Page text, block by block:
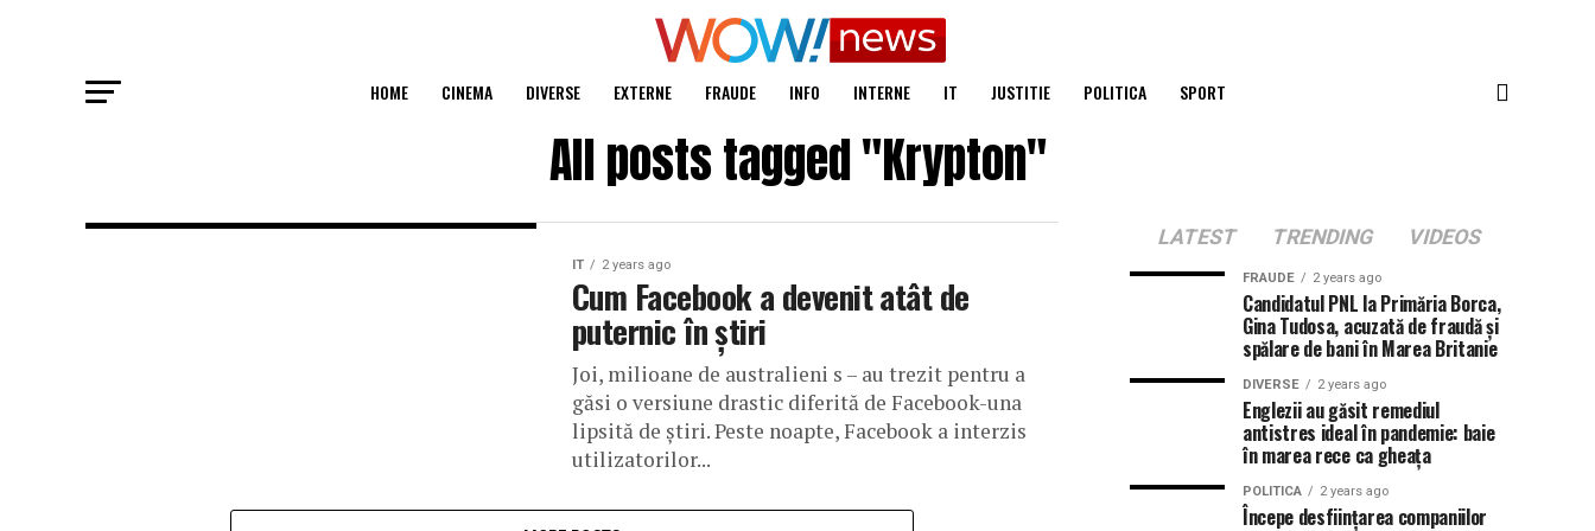
HOME CINEMA DIVERSE EXTERNE FRAUDE INFO INTERNE IT JUSTITIE POLITICA SPORT
All posts tagged "Krypton"
IT 2 years ago
Cum Facebook a devenit atât de
puternic în știri
Joi, milioane de australieni s – au trezit pentru a
găsi o versiune drastic diferită de Facebook-una
lipsită de știri. Peste noapte, Facebook a interzis
utilizatorilor...
LATEST TRENDING VIDEOS
FRAUDE 2 years ago
Candidatul PNL la Primăria Borca,
Gina Tudosa, acuzată de fraudă și
spălare de bani în Marea Britanie
DIVERSE 2 years ago
Englezii au găsit remediul
antistres ideal în pandemie: baie
în marea rece ca gheața
POLITICA 2 years ago
Începe desființarea companiilor